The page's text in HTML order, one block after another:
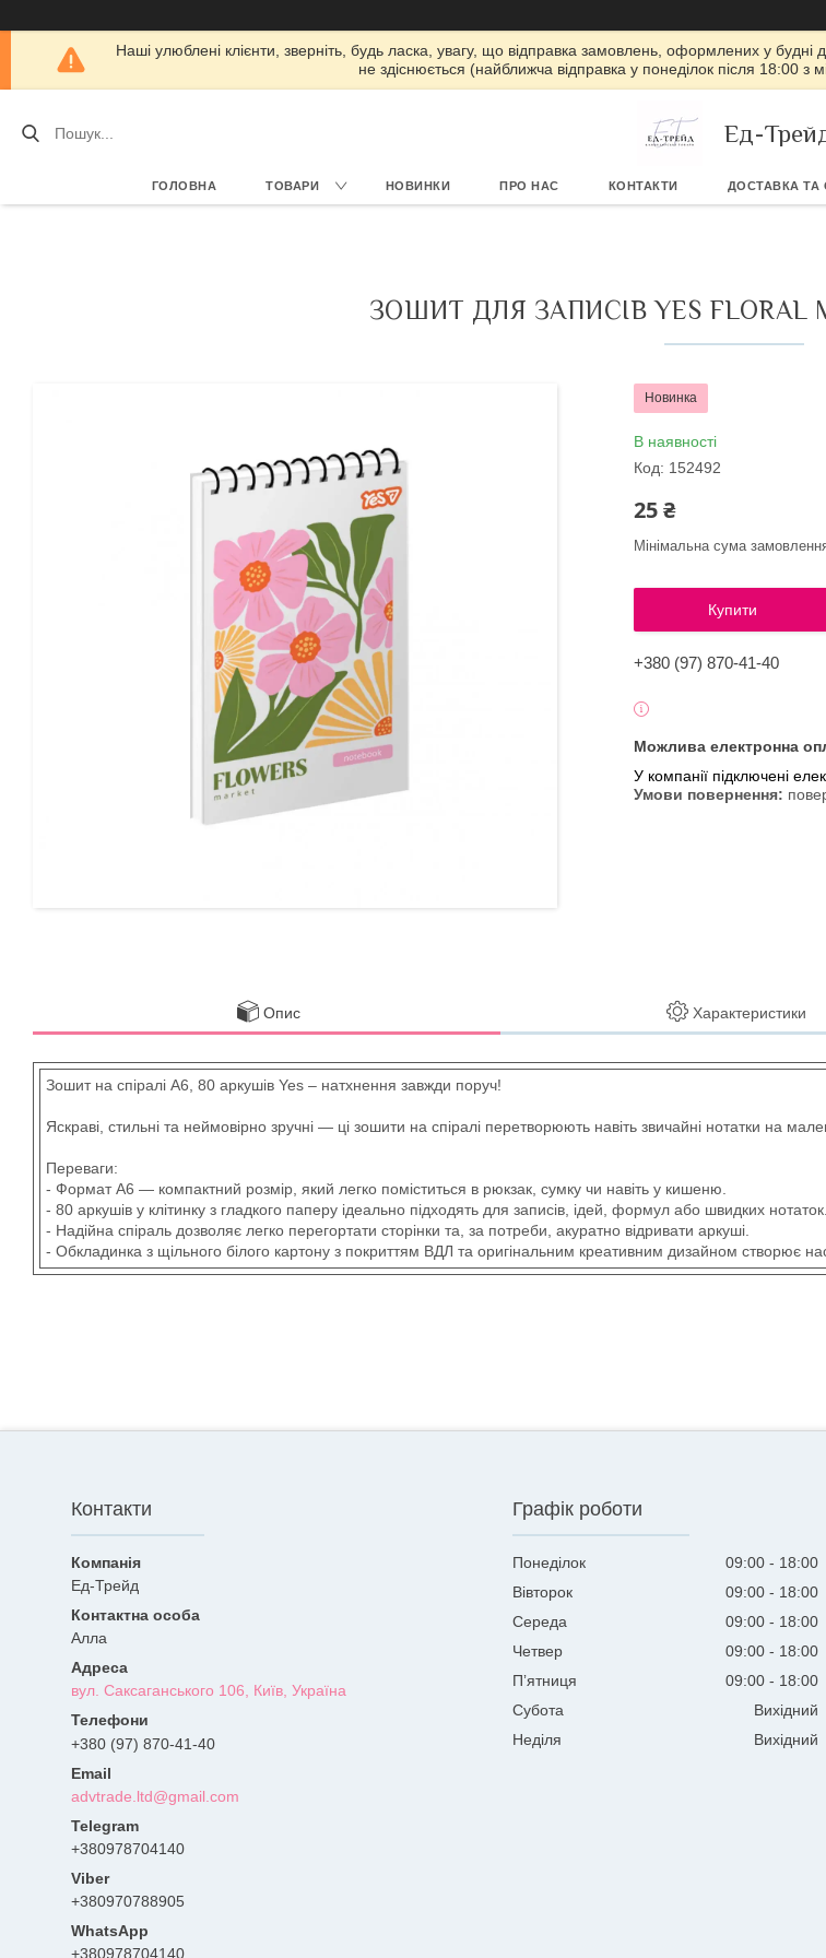
Наші улюблені клієнти, зверніть, будь ласка, увагу, що відправка замовлень, оформлених у будні
не здіснюється (найближча відправка у понеділок після 18:00
Ед-
ГОЛОВНА ТОВАРИ НОВИНКИ ПРО НАС КОНТАКТИ ДОСТАВКА ТА
ЗОШИТ ДЛЯ ЗАПИСІВ YES FLORAL
Новинка
В наявності
Код: 152492
25 ₴
Мінімальна сума
Купити
+380 (97) 870-41-40
У компанії підключені
Опис Характеристики
Зошит на спіралі А6, 80 аркушів Yes – натхнення завжди поруч!
Яскраві, стильні та неймовірно зручні — ці зошити на спіралі перетворюють навіть звичайні нотатки на
Переваги:
- Формат А6 — компактний розмір, який легко поміститься в рюкзак, сумку чи навіть у кишеню.
- 80 аркушів у клітинку з гладкого паперу ідеально підходять для записів, ідей, формул або швидких нотаток.
- Надійна спіраль дозволяє легко перегортати сторінки та, за потреби, акуратно відривати аркуші.
- Обкладинка з щільного білого картону з покриттям ВДЛ та оригінальним креативним дизайном створює
Контакти
Ед-Трейд
Алла
вул. Саксаганського 106, Київ, Україна
+380 (97) 870-41-40
advtrade.ltd@gmail.com
+380978704140
+380970788905
+380978704140
Графік роботи
Понеділок 09:00
18:00
Вівторок
09:00
18:00
Середа
09:00
18:00
Четвер
09:00
18:00
Пʼятниця
09:00
18:00
Субота
Вихідний
Неділя
Вихідний